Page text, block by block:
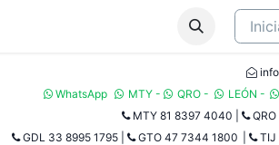
WhatsApp
MTY - QRO - LEÓN -
MTY 81 8397 4040
GDL 33 8995 1795
GTO 47 7344 1800 TIJ